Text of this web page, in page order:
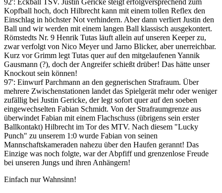
Kopfball hoch, doch Hilbrecht kann mit einem tollen Reflex den
Einschlag in höchster Not verhindern. Aber dann verliert Justin den
Ball und wir werden mit einem langen Ball klassisch ausgekontert.
Römstedts Nr. 9 Henrik Tutas läuft allein auf unseren Keeper zu,
zwar verfolgt von Nico Meyer und Jarno Blicker, aber unerreichbar.
Kurz vor Grimm legt Tutas quer auf den mitgelaufenen Yannik
Gausmann (?), doch der Angreifer schießt drüber! Das hätte unser
Knockout sein können!
97': Einwurf Parchmann an den gegnerischen Strafraum. Über
mehrere Zwischenstationen landet das Spielgerät mehr oder weniger
zufällig bei Justin Gericke, der legt sofort quer auf den soeben
eingewechselten Fabian Schmidt. Von der Strafraumgrenze aus
überwindet Fabian mit einem Flachschuss (übrigens sein erster
Ballkontakt) Hilbrecht im Tor des MTV. Nach diesem "Lucky
Punch" zu unserem 1:0 wurde Fabian von seinen
Mannschaftskameraden nahezu über den Haufen gerannt! Das
Einzige was noch folgte, war der Abpfiff und grenzenlose Freude
bei unseren Jungs und ihren Anhängern!
Einfach nur Wahnsinn!